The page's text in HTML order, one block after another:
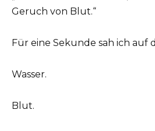
Geruch von Blut.“
Für eine Sekunde sah ich auf
Wasser.
Blut.